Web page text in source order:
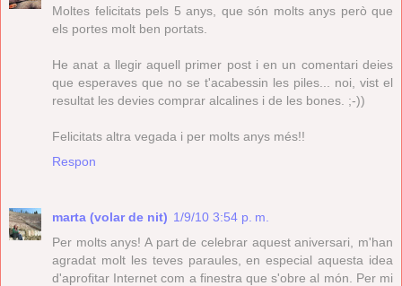
Moltes felicitats pels 5 anys, que són molts anys però que
els portes molt ben portats.
He anat a llegir aquell primer post i en un comentari deies
que esperaves que no se t'acabessin les piles... noi, vist el
resultat les devies comprar alcalines i de les bones. ;-))
Felicitats altra vegada i per molts anys més!!
Respon
marta (volar de nit) 1/9/10 3:54 p. m.
Per molts anys! A part de celebrar aquest aniversari, m'han
agradat molt les teves paraules, en especial aquesta idea
d'aprofitar Internet com a finestra que s'obre al món. Per mi